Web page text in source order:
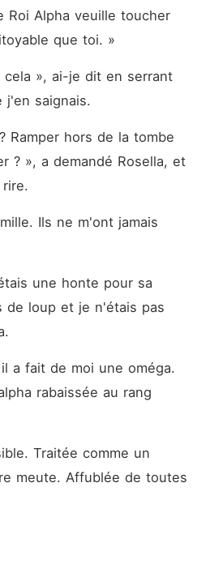
Roi Alpha veuille toucher
que toi. »
cela », ai-je dit en serrant
j'en saignais.
Ramper hors de la tombe
? », a demandé Rosella, et
Ils ne m'ont jamais
une honte pour sa
de loup et je n'étais pas
a fait de moi une oméga.
rabaissée au rang
Traitée comme un
meute. Affublée de toutes